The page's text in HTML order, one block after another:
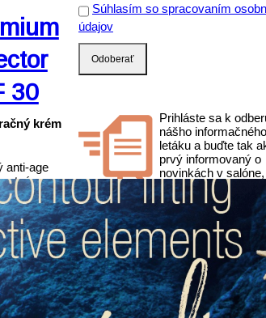
30
krém
anti-age
a
UVA
zároveň
Súhlasím so spracovaním
údajov
Prihláste sa k
nášho informačného
letáku a buďte tak
prvý informovaný o
novinkách v salóne,
akciách a termínoch
objednávania
pre vaše domáce použitie.